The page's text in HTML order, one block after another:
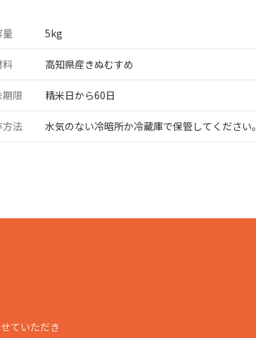
量 5kg
料 高知県産きぬむすめ
期限 精米日から60日
方法 水気のない冷暗所か冷蔵庫で保管してください。
ていただき